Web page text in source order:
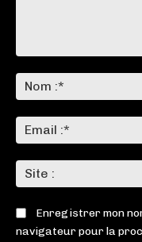
Enregistrer mon
navigateur pour la